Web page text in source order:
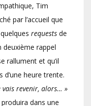
Tim
par l’accueil que
requests de
deuxième rappel
rallument et qu’il
d’une heure trente.
vais revenir, alors… »
dans une